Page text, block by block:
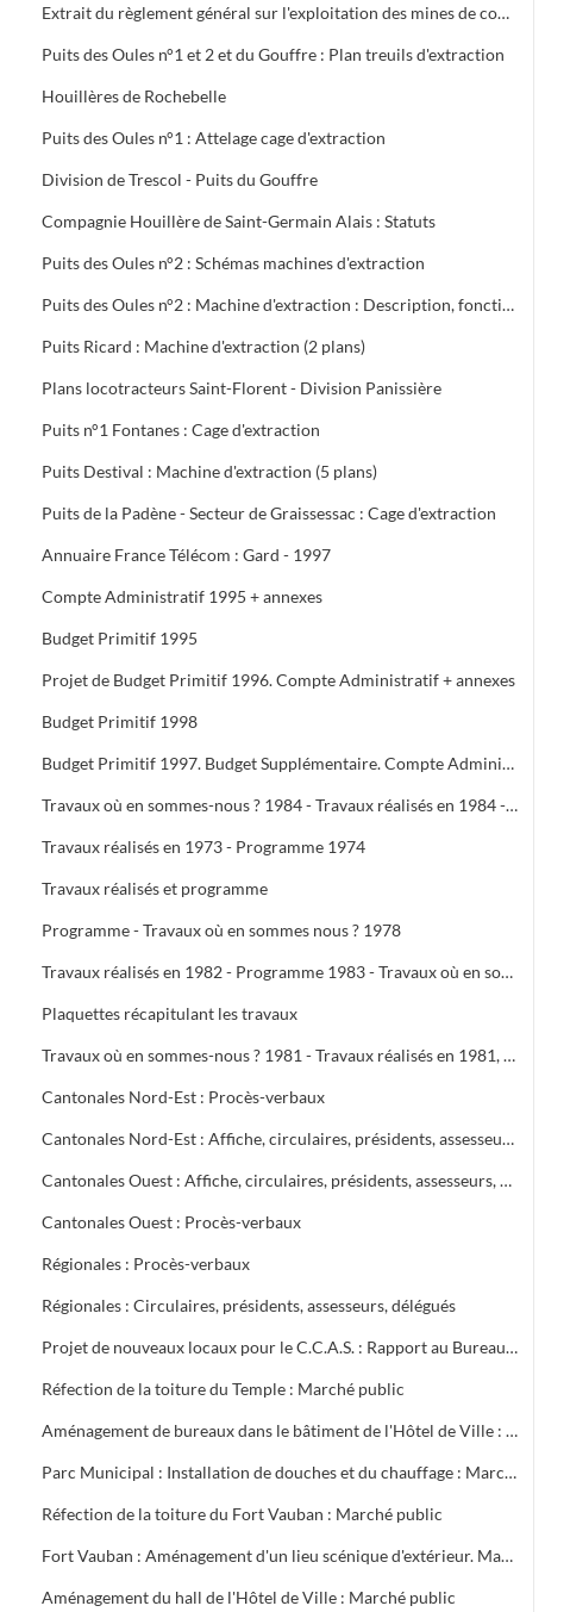
Extrait du règlement général sur l'exploitation des mines de combustibles : décret du 13 août 1911 modifié en mai 1931
Puits des Oules n°1 et 2 et du Gouffre : Plan treuils d'extraction
Houillères de Rochebelle
Puits des Oules n°1 : Attelage cage d'extraction
Division de Trescol - Puits du Gouffre
Compagnie Houillère de Saint-Germain Alais : Statuts
Puits des Oules n°2 : Schémas machines d'extraction
Puits des Oules n°2 : Machine d'extraction : Description, fonctionnement, conduite et entretien : 3 documents
Puits Ricard : Machine d'extraction (2 plans)
Plans locotracteurs Saint-Florent - Division Panissière
Puits n°1 Fontanes : Cage d'extraction
Puits Destival : Machine d'extraction (5 plans)
Puits de la Padène - Secteur de Graissessac : Cage d'extraction
Annuaire France Télécom : Gard - 1997
Compte Administratif 1995 + annexes
Budget Primitif 1995
Projet de Budget Primitif 1996. Compte Administratif + annexes
Budget Primitif 1998
Budget Primitif 1997. Budget Supplémentaire. Compte Administratif + annexes
Travaux où en sommes-nous ? 1984 - Travaux réalisés en 1984 - Programme 1985 - Travaux 1987
Travaux réalisés en 1973 - Programme 1974
Travaux réalisés et programme
Programme - Travaux où en sommes nous ? 1978
Travaux réalisés en 1982 - Programme 1983 - Travaux où en sommes-nous ? 1983 - Travaux réalisés en 1983 - Programme 1984
Plaquettes récapitulant les travaux
Travaux où en sommes-nous ? 1981 - Travaux réalisés en 1981, programme 1982 - Travaux où en sommes-nous ? 1982
Cantonales Nord-Est : Procès-verbaux
Cantonales Nord-Est : Affiche, circulaires, présidents, assesseurs, délégués
Cantonales Ouest : Affiche, circulaires, présidents, assesseurs, délégués
Cantonales Ouest : Procès-verbaux
Régionales : Procès-verbaux
Régionales : Circulaires, présidents, assesseurs, délégués
Projet de nouveaux locaux pour le C.C.A.S. : Rapport au Bureau Municipal
Réfection de la toiture du Temple : Marché public
Aménagement de bureaux dans le bâtiment de l'Hôtel de Ville : Marché public
Parc Municipal : Installation de douches et du chauffage : Marché public
Réfection de la toiture du Fort Vauban : Marché public
Fort Vauban : Aménagement d'un lieu scénique d'extérieur. Marché public
Aménagement du hall de l'Hôtel de Ville : Marché public